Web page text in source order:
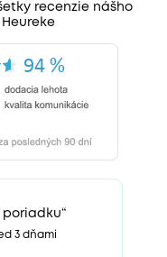
recenzie nášho
poriadku“
3 dňami